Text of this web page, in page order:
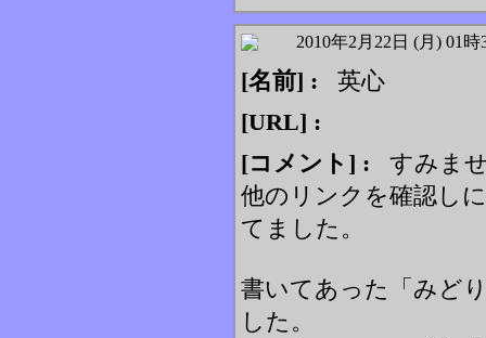
2010年2月22日 (月) 01時
[名前] : 英心
[URL] :
[コメント] : すみま
他のリンクを確認し
てました。
書いてあった「みど
した。